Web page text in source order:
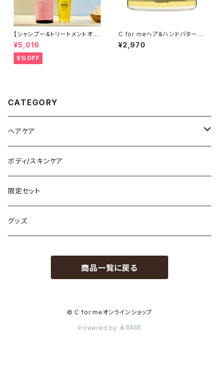
【シャンプー&トリートメントオイ
ルセット②】C for meシャンプ
ー（フルーツタルト）&C for me
トリートメントオイルリッチ（プル
メリア） ★オンライン限定★
¥5,016
5%OFF
C for meヘア&ハンドバター
【グレープフルーツの香り】48g
/マルチバーム/ヘアバーム
¥2,970
CATEGORY
ヘアケア
シャンプー
トリートメント
アウトバス
ボディ/スキンケア
限定セット
グッズ
商品一覧に戻る
© C for meオンラインショップ
Powered by